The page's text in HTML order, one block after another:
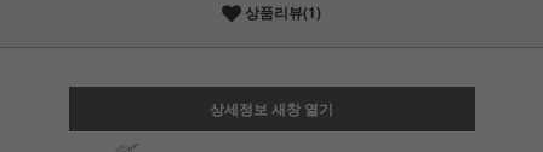
상품리뷰(1)
상세정보 새창 열기